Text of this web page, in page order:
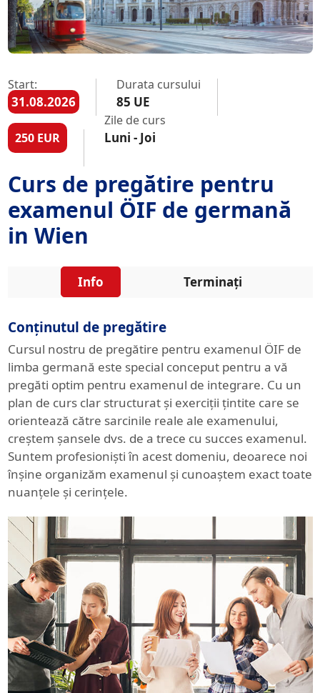
Start:
31.08.2026
Durata cursului
85 UE
250 EUR
Zile de curs
Luni - Joi
Curs de pregătire pentru
examenul ÖIF de germană
in Wien
Info Terminați
Conținutul de pregătire
Cursul nostru de pregătire pentru examenul ÖIF de
limba germană este special conceput pentru a vă
pregăti optim pentru examenul de integrare. Cu un
plan de curs clar structurat și exerciții țintite care se
orientează către sarcinile reale ale examenului,
creștem șansele dvs. de a trece cu succes examenul.
Suntem profesioniști în acest domeniu, deoarece noi
înșine organizăm examenul și cunoaștem exact toate
nuanțele și cerințele.